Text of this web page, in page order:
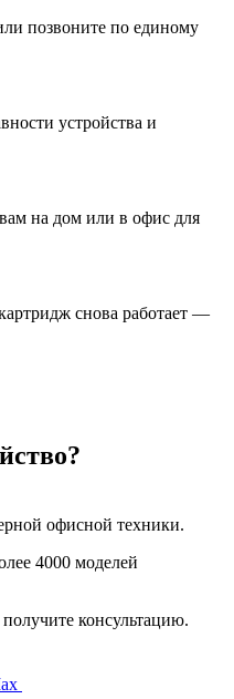
позвоните по единому
устройства и
на дом или в офис для
снова работает —
офисной техники.
4000 моделей
консультацию.